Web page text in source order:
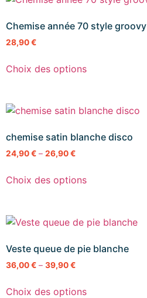
Chemise année 70 style groovy
28,90€
Choix des options
chemise satin blanche disco
24,90€ – 26,90€
Choix des options
Veste queue de pie blanche
36,00€ – 39,90€
Choix des options